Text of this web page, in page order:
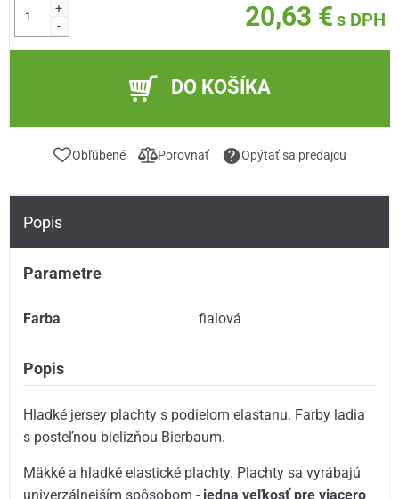
+
-
20,63 € s DPH
DO KOŠÍKA
Obľúbené Porovnať Opýtať sa predajcu
Popis
Parametre
Farba fialová
Popis
Hladké jersey plachty s podielom elastanu. Farby ladia
s posteľnou bielizňou Bierbaum.
Mäkké a hladké elastické plachty. Plachty sa vyrábajú
univerzálnejším spôsobom - jedna veľkosť pre viacero